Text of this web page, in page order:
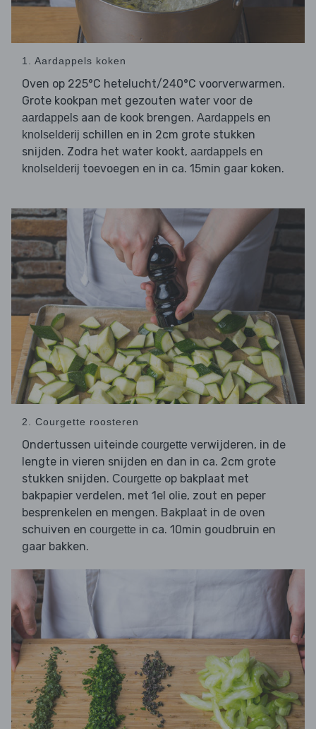
1. Aardappels koken
Oven op 225°C hetelucht/240°C voorverwarmen.
Grote kookpan met gezouten water voor de
aardappels aan de kook brengen. Aardappels en
knolselderij schillen en in 2cm grote stukken
snijden. Zodra het water kookt, aardappels en
knolselderij toevoegen en in ca. 15min gaar koken.
2. Courgette roosteren
Ondertussen uiteinde courgette verwijderen, in de
lengte in vieren snijden en dan in ca. 2cm grote
stukken snijden. Courgette op bakplaat met
bakpapier verdelen, met 1el olie, zout en peper
besprenkelen en mengen. Bakplaat in de oven
schuiven en courgette in ca. 10min goudbruin en
gaar bakken.